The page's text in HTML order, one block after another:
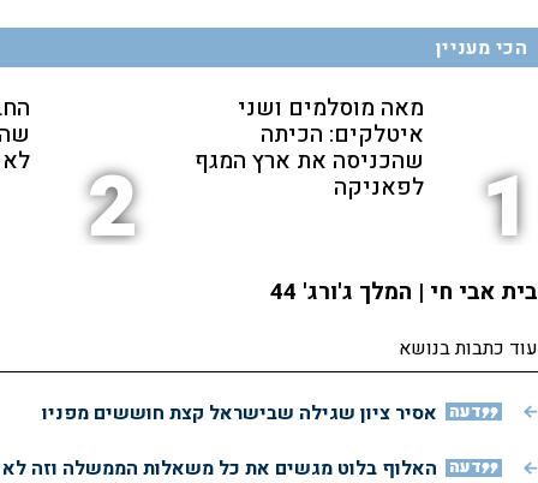
הכי מעניין
1
מאה מוסלמים ושני
איטלקים: הכיתה
שהכניסה את ארץ המגף
לפאניקה 2
בית אבי חי | המלך ג'ורג' 44
עוד כתבות בנושא
דעה אסיר ציון שגילה שבישראל קצת חוששים מפניו
דעה האלוף בלוט מגשים את כל משאלות הממשלה וזה לא